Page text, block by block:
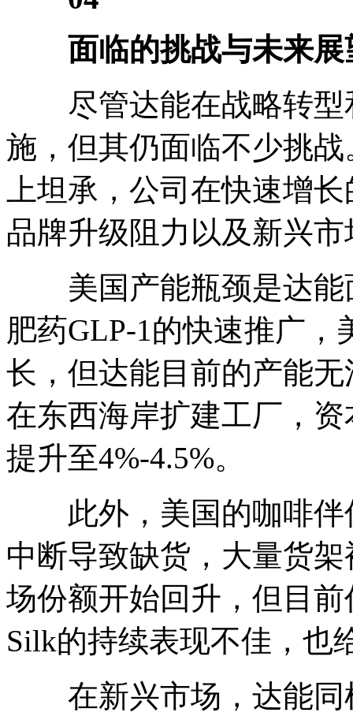
面临的挑战与未来展
尽管达能在战略转型
施，但其仍面临不少挑
上坦承，公司在快速增
品牌升级阻力以及新兴
美国产能瓶颈是达能
肥药GLP-1的快速推广
长，但达能目前的产能
在东西海岸扩建工厂，
提升至4%-4.5%。
此外，美国的咖啡伴
中断导致缺货，大量货
场份额开始回升，但目
Silk的持续表现不佳，也
在新兴市场，达能同